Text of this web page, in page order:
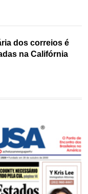
dos correios é
na Califórnia